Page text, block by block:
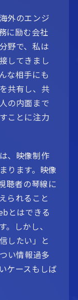
外のエンジ
に励む会社
野で、私は
してきまし
な相手にも
共有し、共
の内面まで
ことに注力
、映像制作
ります。映像
聴者の琴線に
られること
とはできる
しかし、
したい」と
い情報過多
ケースもしば